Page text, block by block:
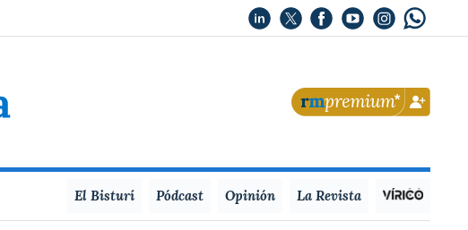
El Bisturí Pódcast Opinión La Revista